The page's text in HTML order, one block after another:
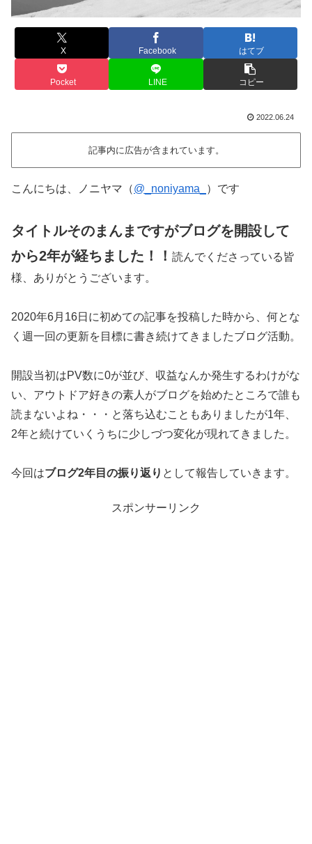
X Facebook はてブ
Pocket LINE コピー
2022.06.24
記事内に広告が含まれています。
こんにちは、ノニヤマ（@_noniyama_ ）です
タイトルそのまんまですがブログを開設して
から2年が経ちました！！ 読んでくださっている皆
様、ありがとうございます。
2020年6月16日に初めての記事を投稿した時から、何とな
く週一回の更新を目標に書き続けてきましたブログ活動。
開設当初はPV数に0が並び、収益なんか発生するわけがな
い、アウトドア好きの素人がブログを始めたところで誰も
読まないよね・・・と落ち込むこともありましたが1年、
2年と続けていくうちに少しづつ変化が現れてきました。
今回はブログ2年目の振り返り として報告していきます。
スポンサーリンク